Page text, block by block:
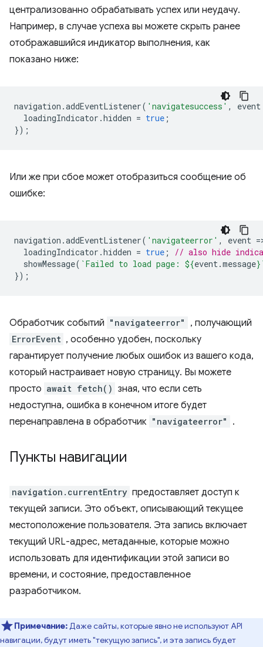
централизованно обрабатывать успех или неудачу.
Например, в случае успеха вы можете скрыть ранее
отображавшийся индикатор выполнения, как
показано ниже:
navigation .addEventListener( 'navigatesuccess' ,
event
loadingIndicator .hidden = true ;
});
Или же при сбое может отобразиться сообщение об
ошибке:
navigation .addEventListener( 'navigateerror' , event =
loadingIndicator .hidden = true ;
// also hide
showMessage( `Failed to load page: ${event.message}
});
Обработчик событий "navigateerror" , получающий
ErrorEvent , особенно удобен, поскольку
гарантирует получение любых ошибок из вашего кода,
который настраивает новую страницу. Вы можете
просто await fetch() зная, что если сеть
недоступна, ошибка в конечном итоге будет
перенаправлена ​​в обработчик "navigateerror" .
Пункты навигации
navigation.currentEntry предоставляет доступ к
текущей записи. Это объект, описывающий текущее
местоположение пользователя. Эта запись включает
текущий URL-адрес, метаданные, которые можно
использовать для идентификации этой записи во
времени, и состояние, предоставленное
разработчиком.
Примечание:Даже сайты, которые явно не используют API
навигации, будут иметь "текущую запись", и эта запись будет